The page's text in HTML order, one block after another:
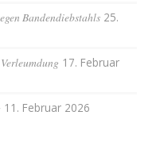
Bandendiebstahls 25.
17. Februar
11. Februar 2026